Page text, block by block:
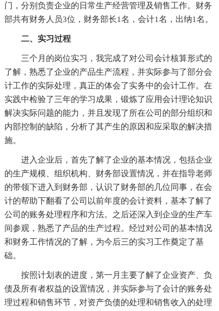
门，分别负责企业的日常生产经营管理及销售工作。财务
部共有财务人员3位，财务部长1名，会计1名，出纳1名。
二、实习过程
三个月的岗位实习，我完成了对公司会计核算形式的
了解，熟悉了企业的产品生产流程，并实际参与了部分会
计工作的实际处理，真正的体会了实务中的会计工作。在
实践中检验了三年的学习成果，锻炼了应用会计理论知识
解决实际问题的能力，并且发现了所在公司的部分组织和
内部控制的缺陷，分析了其产生的原因和应采取的解决措
施。
进入企业后，首先了解了企业的基本情况，包括企业
的生产规模、组织机构、财务部设置情况，并在指导老师
的带领下进入到财务部，认识了财务部的几位同事，在会
计的帮助下翻看了公司以前年度的会计资料，基本了解了
公司的账务处理程序和方法。之后还深入到企业的生产车
间参观，熟悉了产品的生产过程。经过对公司的基本情况
和财务工作情况的了解，为今后三的实习工作奠定了基
础。
按照计划表的进度，第一月主要了解了企业资产、负
债及所有者权益的设置情况，并实际参与了会计的账务处
理过程和销售环节，对资产负债的处理和销售收入的处理